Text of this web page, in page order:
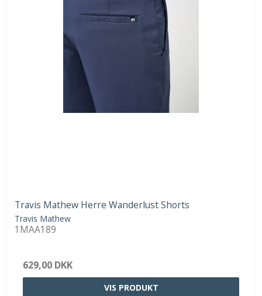
Travis Mathew Herre Wanderlust Shorts
Travis Mathew
1MAA189
629,00 DKK
VIS PRODUKT